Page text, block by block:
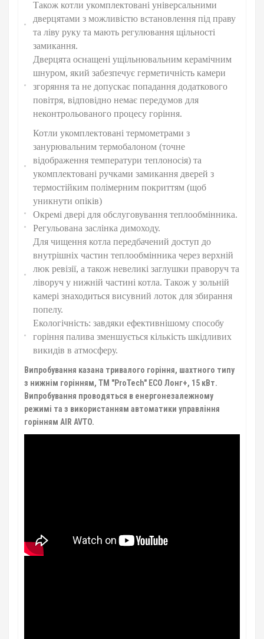
Також котли укомплектовані універсальними
дверцятами з можливістю встановлення під праву
та ліву руку та мають регулювання щільності
замикання.
Дверцята оснащені ущільнювальним керамічним
шнуром, який забезпечує герметичність камери
згоряння та не допускає попадання додаткового
повітря, відповідно немає передумов для
неконтрольованого процесу горіння.
Котли укомплектовані термометрами з
занурювальним термобалоном (точне
відображення температури теплоносія) та
укомплектовані ручками замикання дверей з
термостійким полімерним покриттям (щоб
уникнути опіків)
Окремі двері для обслуговування теплообмінника.
Регульована заслінка димоходу.
Для чищення котла передбачений доступ до
внутрішніх частин теплообмінника через верхній
люк ревізії, а також невеликі заглушки праворуч та
ліворуч у нижній частині котла. Також у зольній
камері знаходиться висувний лоток для збирання
попелу.
Екологічність: завдяки ефективнішому способу
горіння палива зменшується кількість шкідливих
викидів в атмосферу.
Випробування казана тривалого горіння, шахтного типу
з нижнім горінням, ТМ "ProTech" ECO Лонг+, 15 кВт.
Випробування проводяться в енергонезалежному
режимі та з використанням автоматики управління
горінням AIR AVTO.